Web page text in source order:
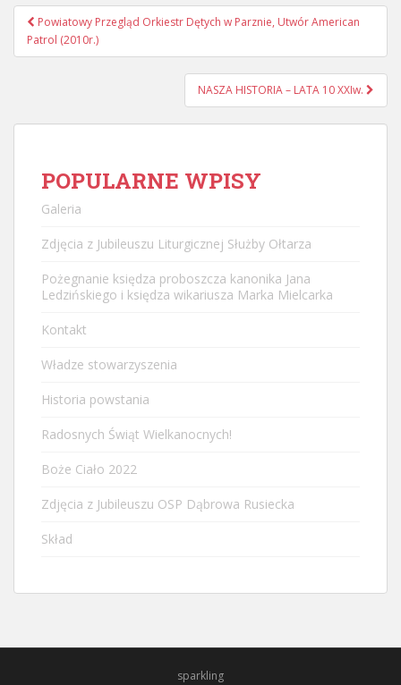
Nawigacja
postu
Powiatowy Przegląd Orkiestr Dętych w Parznie, Utwór American
Patrol (2010r.)
NASZA HISTORIA – LATA 10 XXIw.
POPULARNE WPISY
Galeria
Zdjęcia z Jubileuszu Liturgicznej Służby Ołtarza
Pożegnanie księdza proboszcza kanonika Jana
Ledzińskiego i księdza wikariusza Marka Mielcarka
Kontakt
Władze stowarzyszenia
Historia powstania
Radosnych Świąt Wielkanocnych!
Boże Ciało 2022
Zdjęcia z Jubileuszu OSP Dąbrowa Rusiecka
Skład
sparkling